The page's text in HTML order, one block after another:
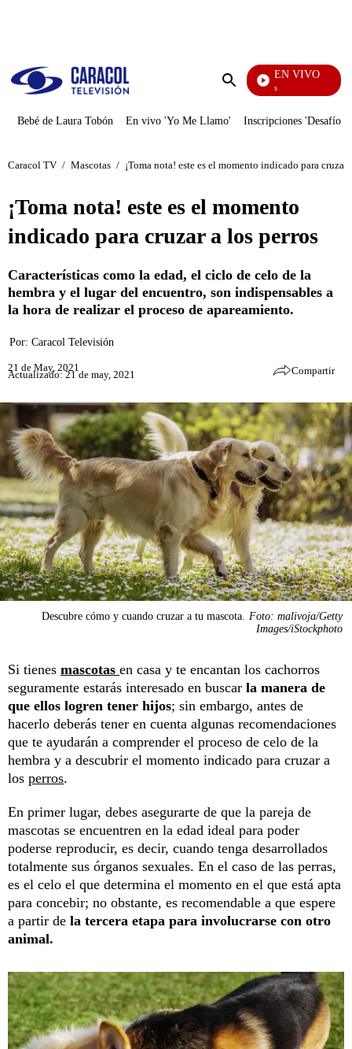
Enviar
EN VIVO
También Caerás
Bebé de Laura Tobón En vivo 'Yo Me Llamo' Inscripciones 'Desafío'
Caracol TV / Mascotas / ¡Toma nota! este es el momento indicado para cruzar
¡Toma nota! este es el momento
indicado para cruzar a los perros
Características como la edad, el ciclo de celo de la
hembra y el lugar del encuentro, son indispensables a
la hora de realizar el proceso de apareamiento.
Por: Caracol Televisión
21 de May, 2021
Actualizado: 21 de may, 2021 Compartir
Descubre cómo y cuando cruzar a tu mascota.
Foto: malivoja/Getty
Images/iStockphoto
Si tienes mascotas en casa y te encantan los cachorros
seguramente estarás interesado en buscar la manera de
que ellos logren tener hijos; sin embargo, antes de
hacerlo deberás tener en cuenta algunas recomendaciones
que te ayudarán a comprender el proceso de celo de la
hembra y a descubrir el momento indicado para cruzar a
los perros.
En primer lugar, debes asegurarte de que la pareja de
mascotas se encuentren en la edad ideal para poder
poderse reproducir, es decir, cuando tenga desarrollados
totalmente sus órganos sexuales. En el caso de las perras,
es el celo el que determina el momento en el que está apta
para concebir; no obstante, es recomendable a que espere
a partir de la tercera etapa para involucrarse con otro
animal.